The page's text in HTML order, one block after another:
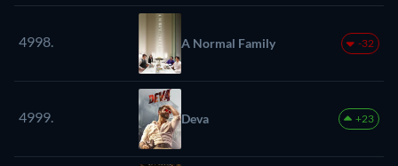
4998. A Normal Family -32
4999. Deva +23